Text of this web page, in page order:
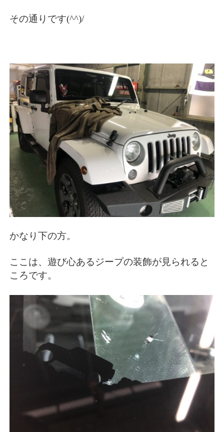
その通りです(^^)/
かなり下の方。
ここは、遊び心あるジープの装飾が見られると
ころです。